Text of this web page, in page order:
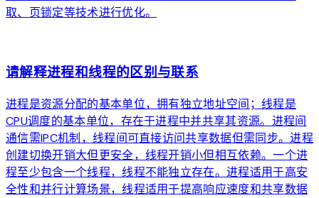
取、页锁定等技术进行优化。
请解释进程和线程的区别与联系
进程是资源分配的基本单位，拥有独立地址空间；线程是
CPU调度的基本单位，存在于进程中并共享其资源。进程间
通信需IPC机制，线程间可直接访问共享数据但需同步。进程
创建切换开销大但更安全，线程开销小但相互依赖。一个进
程至少包含一个线程，线程不能独立存在。进程适用于高安
全性和并行计算场景，线程适用于提高响应速度和共享数据